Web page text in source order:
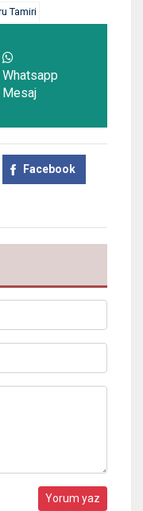
Tamiri
Whatsapp
Mesaj
Facebook